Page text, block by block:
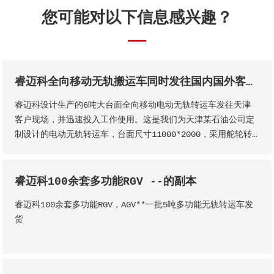
您可能对以下信息感兴趣？
睿迈科全向移动无轨搬运车同时发往国内国外客户现场
睿迈科设计生产的6吨大台面全向移动电动无轨转运车发往天津
客户现场，并迅速投入工作使用。这是我们为天津某石油公司定
制设计的电动无轨转运车，台面尺寸11000*2000，采用舵轮转
睿迈科100余套多功能RGV --的副本
睿迈科100余套多功能RGV，AGV**一批5吨多功能无轨转运车发
货